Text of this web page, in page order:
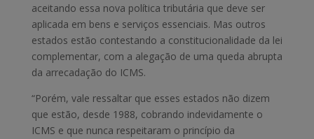
aceitando essa nova política tributária que deve ser
aplicada em bens e serviços essenciais. Mas outros
estados estão contestando a constitucionalidade da lei
complementar, com a alegação de uma queda abrupta
da arrecadação do ICMS.
“Porém, vale ressaltar que esses estados não dizem
que estão, desde 1988, cobrando indevidamente o
ICMS e que nunca respeitaram o princípio da